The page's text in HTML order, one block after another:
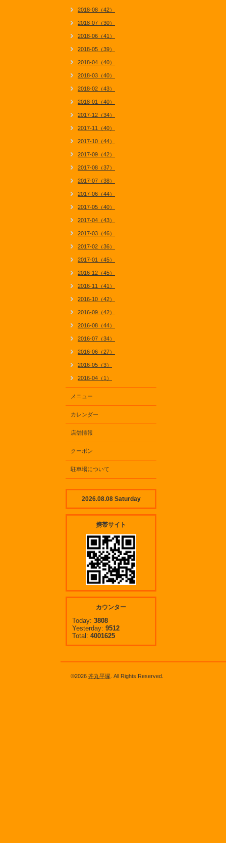
2018-08（42）
2018-07（30）
2018-06（41）
2018-05（39）
2018-04（40）
2018-03（40）
2018-02（43）
2018-01（40）
2017-12（34）
2017-11（40）
2017-10（44）
2017-09（42）
2017-08（37）
2017-07（38）
2017-06（44）
2017-05（40）
2017-04（43）
2017-03（46）
2017-02（36）
2017-01（45）
2016-12（45）
2016-11（41）
2016-10（42）
2016-09（42）
2016-08（44）
2016-07（34）
2016-06（27）
2016-05（3）
2016-04（1）
メニュー
カレンダー
店舗情報
クーポン
駐車場について
2026.08.08 Saturday
携帯サイト
カウンター
Today: 3808
Yesterday: 9512
Total: 4001625
©2026 丼丸平塚 . All Rights Reserved.